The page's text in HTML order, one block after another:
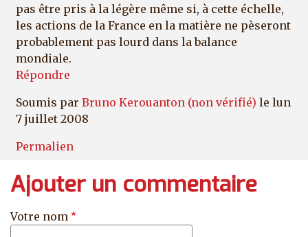
pas être pris à la légère même si, à cette échelle,
les actions de la France en la matière ne pèseront
probablement pas lourd dans la balance
mondiale.
Répondre
Soumis par Bruno Kerouanton (non vérifié) le lun
7 juillet 2008
Permalien
Ajouter un commentaire
Votre nom